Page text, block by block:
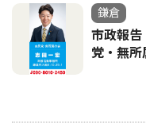
鎌倉
市政報
党・無